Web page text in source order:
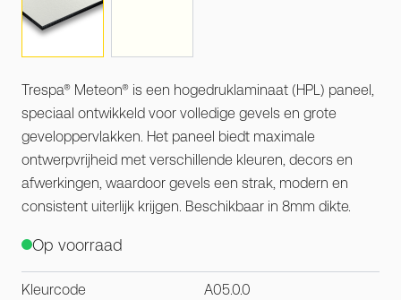
Trespa® Meteon® is een hogedruklaminaat (HPL) paneel,
speciaal ontwikkeld voor volledige gevels en grote
geveloppervlakken. Het paneel biedt maximale
ontwerpvrijheid met verschillende kleuren, decors en
afwerkingen, waardoor gevels een strak, modern en
consistent uiterlijk krijgen. Beschikbaar in 8mm dikte.
Op voorraad
Kleurcode A05.0.0